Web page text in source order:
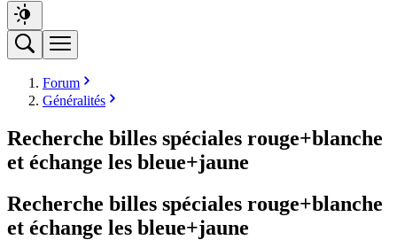
Forum
Généralités
Recherche billes spéciales rouge+blanche
et échange les bleue+jaune
Recherche billes spéciales rouge+blanche
et échange les bleue+jaune